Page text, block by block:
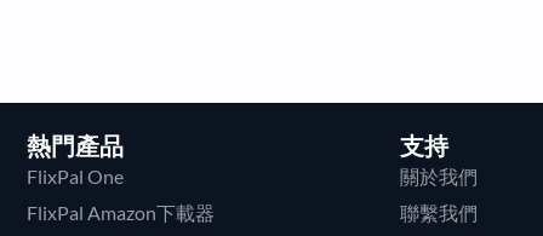
熱門產品
FlixPal One
FlixPal Amazon下載器
支持
關於我們
聯繫我們